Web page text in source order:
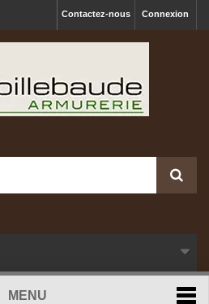
Connexion
Contactez-nous
MENU